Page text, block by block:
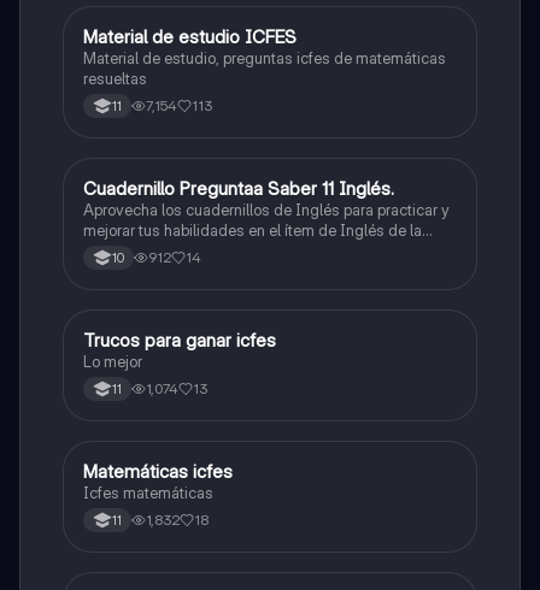
ICFES: Matemáticas
Material de estudio ICFES
Material de estudio, preguntas icfes de matemáticas
resueltas
11 7,154 113
ICFES: Inglés
Cuadernillo Preguntaa Saber 11 Inglés.
Aprovecha los cuadernillos de Inglés para practicar y
mejorar tus habilidades en el ítem de Inglés de la
Prueba Saber 11. 🫡
10 912 14
Química
Trucos para ganar icfes
Lo mejor
11 1,074 13
ICFES: Matemáticas
Matemáticas icfes
Icfes matemáticas
11 1,832 18